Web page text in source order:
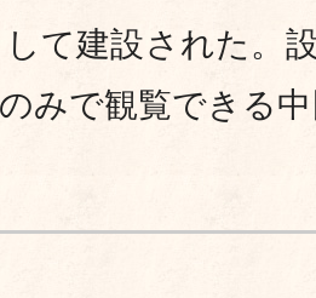
て建設された。
みで観覧できる